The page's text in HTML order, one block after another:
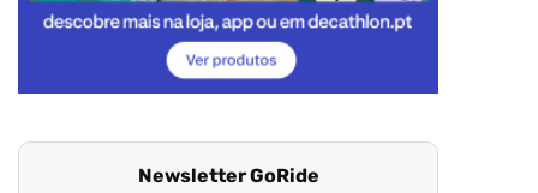
Newsletter GoRide